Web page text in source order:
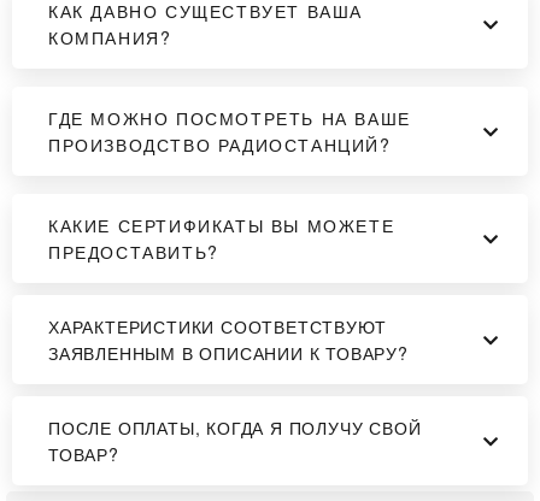
КАК ДАВНО СУЩЕСТВУЕТ ВАША
КОМПАНИЯ?
ГДЕ МОЖНО ПОСМОТРЕТЬ НА ВАШЕ
ПРОИЗВОДСТВО РАДИОСТАНЦИЙ?
КАКИЕ СЕРТИФИКАТЫ ВЫ МОЖЕТЕ
ПРЕДОСТАВИТЬ?
ХАРАКТЕРИСТИКИ СООТВЕТСТВУЮТ
ЗАЯВЛЕННЫМ В ОПИСАНИИ К ТОВАРУ?
ПОСЛЕ ОПЛАТЫ, КОГДА Я ПОЛУЧУ СВОЙ
ТОВАР?